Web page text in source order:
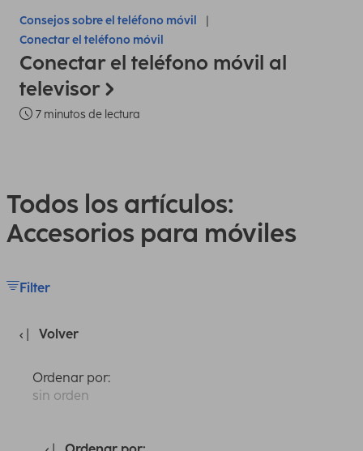
Consejos sobre el teléfono móvil
Conectar el teléfono móvil
Conectar el teléfono móvil al
televisor
7 minutos de lectura
Todos los artículos:
Accesorios para móviles
Filter
Volver
Ordenar por:
sin orden